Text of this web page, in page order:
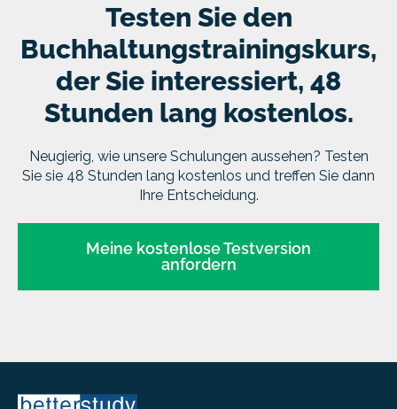
Testen Sie den
Buchhaltungstrainingskurs,
der Sie interessiert, 48
Stunden lang kostenlos.
Neugierig, wie unsere Schulungen aussehen? Testen
Sie sie 48 Stunden lang kostenlos und treffen Sie dann
Ihre Entscheidung.
Meine kostenlose Testversion
anfordern